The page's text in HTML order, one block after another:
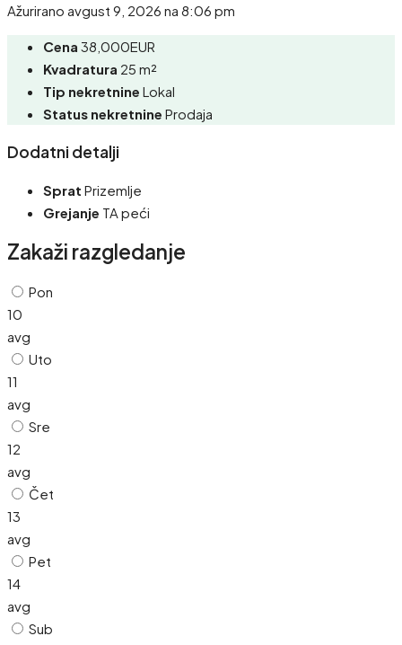
Ažurirano avgust 9, 2026 na 8:06 pm
Cena 38,000EUR
Kvadratura 25 m²
Tip nekretnine Lokal
Status nekretnine Prodaja
Dodatni detalji
Sprat Prizemlje
Grejanje TA peći
Zakaži razgledanje
Pon
10
avg
Uto
11
avg
Sre
12
avg
Čet
13
avg
Pet
14
avg
Sub